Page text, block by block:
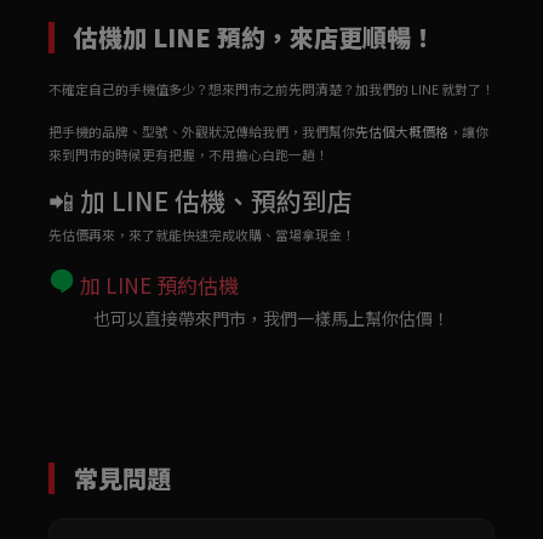
估機加 LINE 預約，來店更順暢！
不確定自己的手機值多少？想來門市之前先問清楚？加我們的 LINE 就對了！
把手機的品牌、型號、外觀狀況傳給我們，我們幫你先估個大概價格 ，讓你
來到門市的時候更有把握，不用擔心白跑一趟！
📲 加 LINE 估機、預約到店
先估價再來，來了就能快速完成收購、當場拿現金！
加 LINE 預約估機
也可以直接帶來門市，我們一樣馬上幫你估價！
常見問題